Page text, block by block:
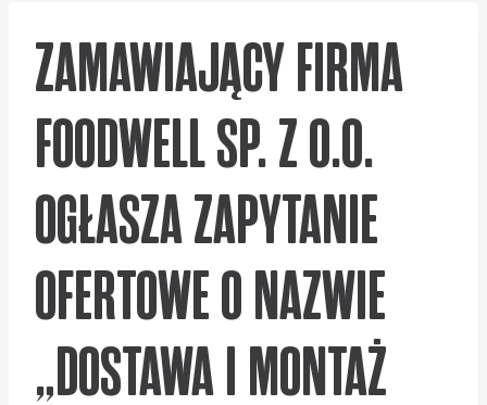
ZAMAWIAJĄCY FIRMA
FOODWELL SP. Z O.O.
OGŁASZA ZAPYTANIE
OFERTOWE O NAZWIE
„DOSTAWA I MONTAŻ